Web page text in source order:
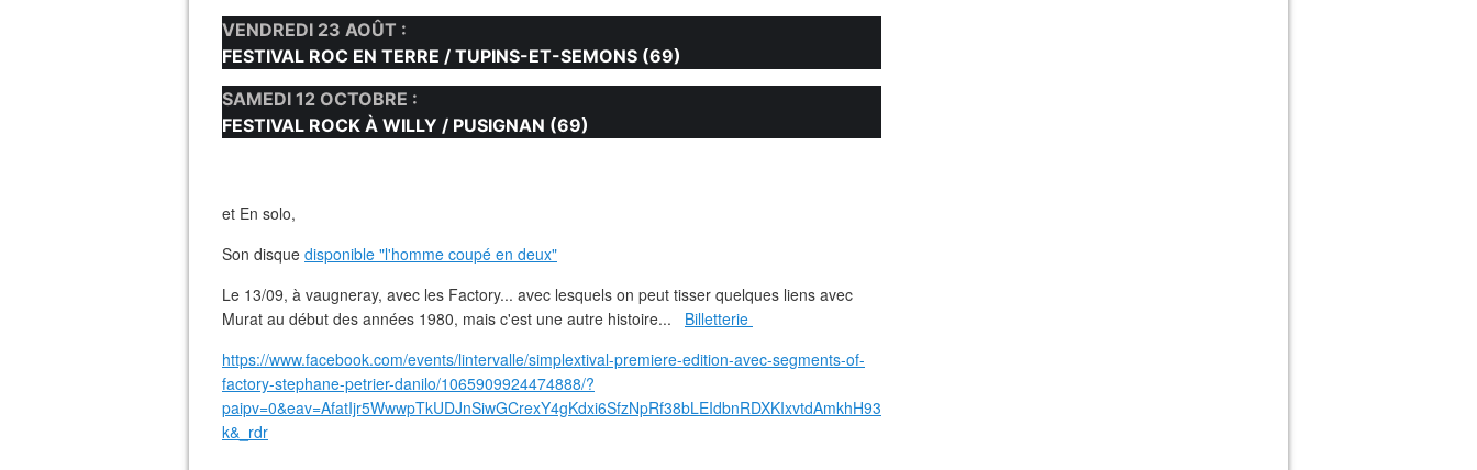
VENDREDI 23 AOÛT :
FESTIVAL ROC EN TERRE / TUPINS-ET-SEMONS (69)
SAMEDI 12 OCTOBRE :
FESTIVAL ROCK À WILLY / PUSIGNAN (69)
et En solo,
Son disque disponible "l'homme coupé en deux"
Le 13/09, à vaugneray, avec les Factory... avec lesquels on peut tisser quelques liens avec
Murat au début des années 1980, mais c'est une autre histoire... Billetterie
https://www.facebook.com/events/lintervalle/simplextival-premiere-edition-avec-segments-of-
factory-stephane-petrier-danilo/1065909924474888/?
paipv=0&eav=AfatIjr5WwwpTkUDJnSiwGCrexY4gKdxi6SfzNpRf38bLEIdbnRDXKIxvtdAmkhH93
k&_rdr